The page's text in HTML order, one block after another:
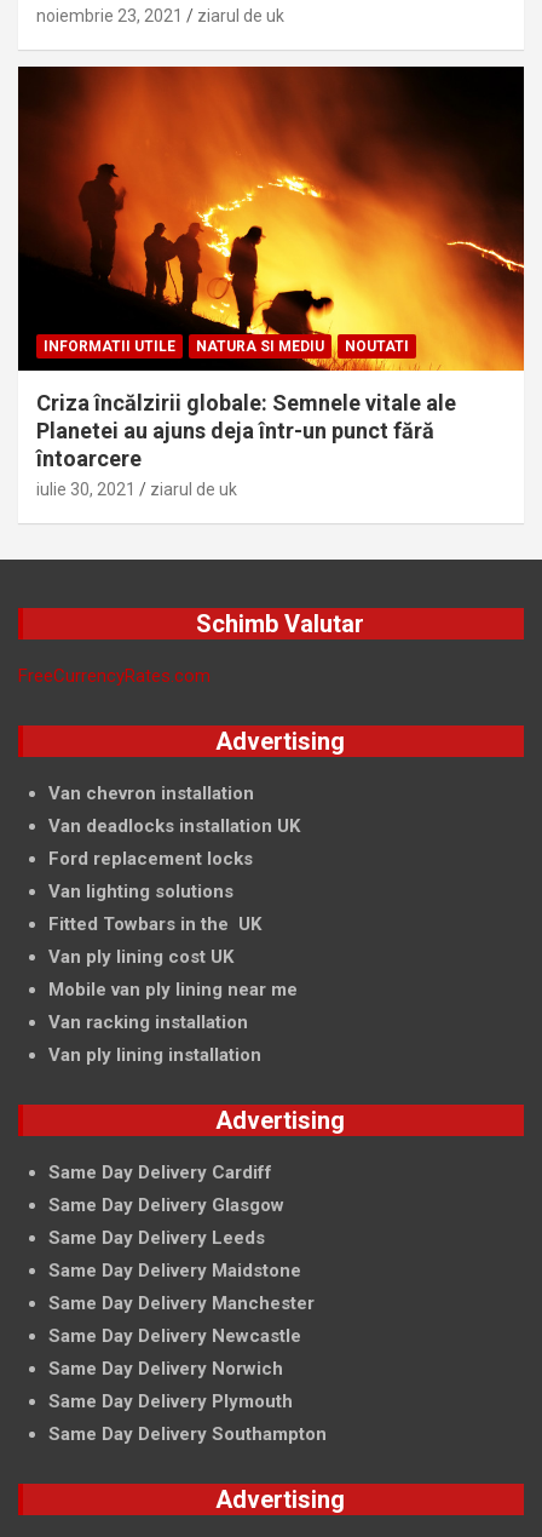
noiembrie 23, 2021 ziarul de uk
INFORMATII UTILE NATURA SI MEDIU NOUTATI
Criza încălzirii globale: Semnele vitale ale
Planetei au ajuns deja într-un punct fără
întoarcere
iulie 30, 2021 ziarul de uk
Schimb Valutar
FreeCurrencyRates.com
Advertising
Van chevron installation
Van deadlocks installation UK
Ford replacement locks
Van lighting solutions
Fitted Towbars in the UK
Van ply lining cost UK
Mobile van ply lining near me
Van racking installation
Van ply lining installation
Advertising
Same Day Delivery Cardiff
Same Day Delivery Glasgow
Same Day Delivery Leeds
Same Day Delivery Maidstone
Same Day Delivery Manchester
Same Day Delivery Newcastle
Same Day Delivery Norwich
Same Day Delivery Plymouth
Same Day Delivery Southampton
Advertising